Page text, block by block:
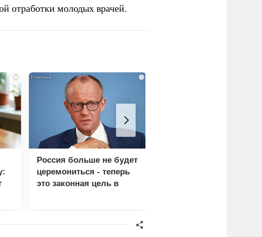
отработки молодых врачей.
i i
Россия больше не будет
церемониться - теперь
это законная цель в